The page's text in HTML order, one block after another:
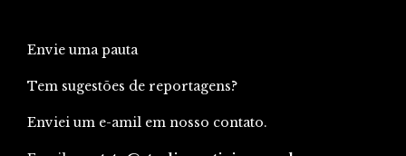
Envie uma pauta
Tem sugestões de reportagens?
Enviei um e-amil em nosso contato.